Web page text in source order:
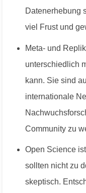
Datenerhebung
viel Frust und
Meta- und
unterschiedlich
kann. Sie sind
internationale
Community zu
Open Science
sollten nicht zu
skeptisch.